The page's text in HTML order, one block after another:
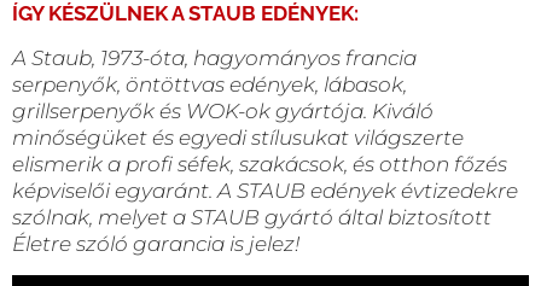
ÍGY KÉSZÜLNEK A STAUB EDÉNYEK:
A Staub, 1973-óta, hagyományos francia
serpenyők, öntöttvas edények, lábasok,
grillserpenyők és WOK-ok gyártója. Kiváló
minőségüket és egyedi stílusukat világszerte
elismerik a profi séfek, szakácsok, és otthon főzés
képviselői egyaránt. A STAUB edények évtizedekre
szólnak, melyet a STAUB gyártó által biztosított
Életre szóló garancia is jelez!